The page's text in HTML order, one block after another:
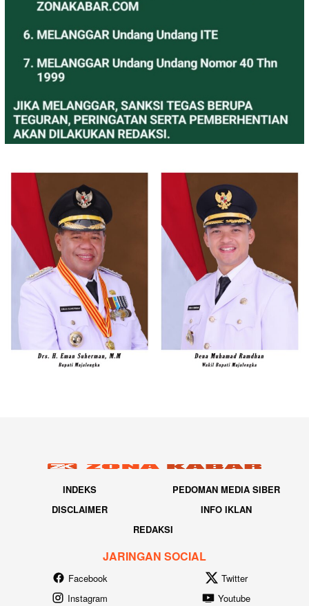
INDEKS
PEDOMAN MEDIA SIBER
DISCLAIMER
INFO IKLAN
REDAKSI
JARINGAN SOCIAL
Facebook
Twitter
Instagram
Youtube